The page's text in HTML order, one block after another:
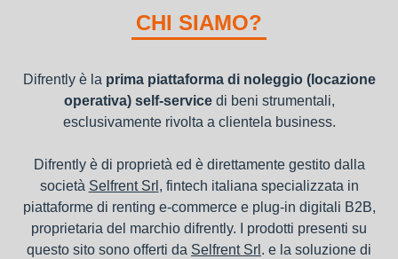
nel bilancio, poiché i canoni vengono considerati un servizio. I
canoni di noleggio sono deducibili ai fini IRES e IRAP
CHI SIAMO?
Difrently è la prima piattaforma di noleggio (locazione
operativa) self-servicedi beni strumentali,
esclusivamente rivolta a clientela business.
Difrently è di proprietà ed è direttamente gestito dalla
società Selfrent Srl , fintech italiana specializzata in
piattaforme di renting e-commerce e plug-in digitali B2B,
proprietaria del marchio difrently. I prodotti presenti su
questo sito sono offerti da Selfrent Srl . e la soluzione di